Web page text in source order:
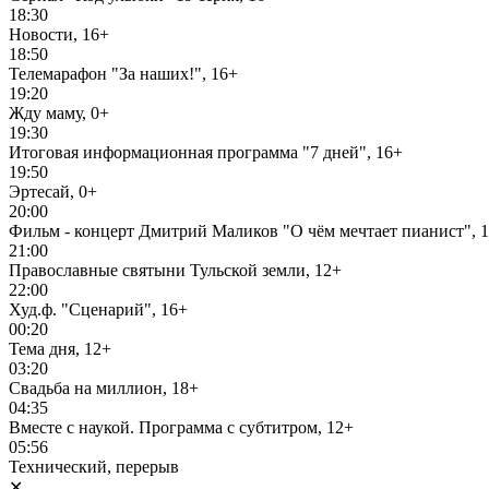
18:30
Новости, 16+
18:50
Телемарафон "За наших!", 16+
19:20
Жду маму, 0+
19:30
Итоговая информационная программа "7 дней", 16+
19:50
Эртесай, 0+
20:00
Фильм - концерт Дмитрий Маликов "О чём мечтает пианист",
21:00
Православные святыни Тульской земли, 12+
22:00
Худ.ф. "Сценарий", 16+
00:20
Тема дня, 12+
03:20
Свадьба на миллион, 18+
04:35
Вместе с наукой. Программа с субтитром, 12+
05:56
Технический, перерыв